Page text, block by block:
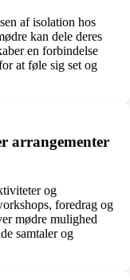
af isolation hos
kan dele deres
en forbindelse
at føle sig set og
arrangementer
og
foredrag og
mødre mulighed
samtaler og